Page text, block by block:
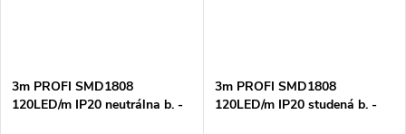
3m PROFI SMD1808
120LED/m IP20 neutrálna b. -
3m PROFI SMD1808
120LED/m IP20 studená b. -